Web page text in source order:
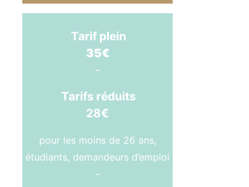
Tarif plein
35€
-
Tarifs réduits
28€
pour les moins de 26 ans,
étudiants, demandeurs d’emploi
-